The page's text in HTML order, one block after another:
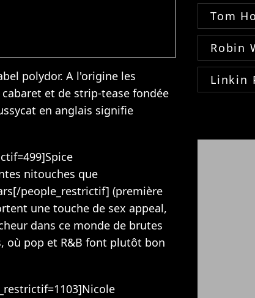
polydor. A l'origine les
et de strip-tease fondée
en anglais signifie
nitouches que
people_restrictif] (première
une touche de sex appeal,
dans ce monde de brutes
où pop et R&B font plutôt bon
Tom
Robin
Linkin